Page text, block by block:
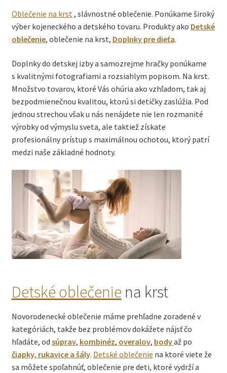
Oblečenie na krst, slávnostné oblečenie. Ponúkame široký
výber kojeneckého a detského tovaru. Produkty ako Detské
oblečenie, oblečenie na krst, Doplnky pre dieťa.
Doplnky do detskej izby a samozrejme hračky ponúkame
s kvalitnými fotografiami a rozsiahlym popisom. Na krst.
Množstvo tovarov, ktoré Vás ohúria ako vzhľadom, tak aj
bezpodmienečnou kvalitou, ktorú si detičky zaslúžia. Pod
jednou strechou však u nás nenájdete nie len rozmanité
výrobky od výmyslu sveta, ale taktiež získate
profesionálny prístup s maximálnou ochotou, ktorý patrí
medzi naše základné hodnoty.
Detské oblečeniena krst
Novorodenecké oblečenie máme prehľadne zoradené v
kategóriách, takže bez problémov dokážete nájsť čo
hľadáte, od súprav, kombinéz, overalov, bodyaž po
čiapky, rukavice a šály. Detské oblečenie na ktoré viete že
sa môžete spoľahnúť, oblečenie pre deti, ktoré vydrží a